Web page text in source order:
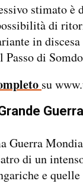
stimato è
di
in
di
su
Guerra
di un
e